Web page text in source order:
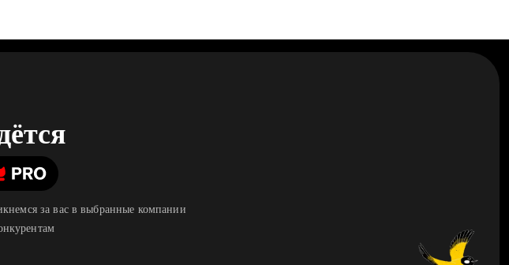
за вас в выбранные компании